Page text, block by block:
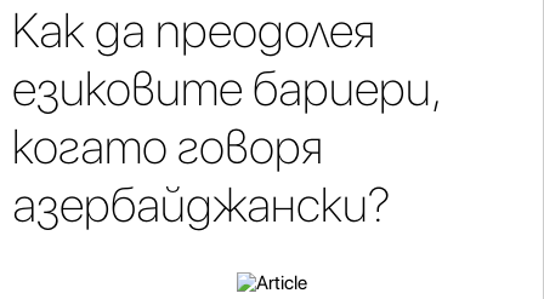
Как да преодолея
езиковите бариери,
когато говоря
азербайджански?